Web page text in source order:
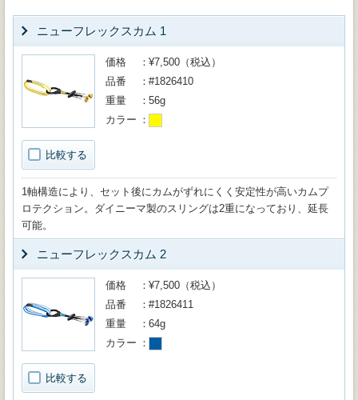
ニューフレックスカム 1
比較する
価格
¥7,500（税込）
品番
#1826410
重量
56g
カラー
1軸構造により、セット後にカムがずれにくく安定性が高いカムプ
ロテクション。ダイニーマ製のスリングは2重になっており、延長
可能。
ニューフレックスカム 2
比較する
価格
¥7,500（税込）
品番
#1826411
重量
64g
カラー